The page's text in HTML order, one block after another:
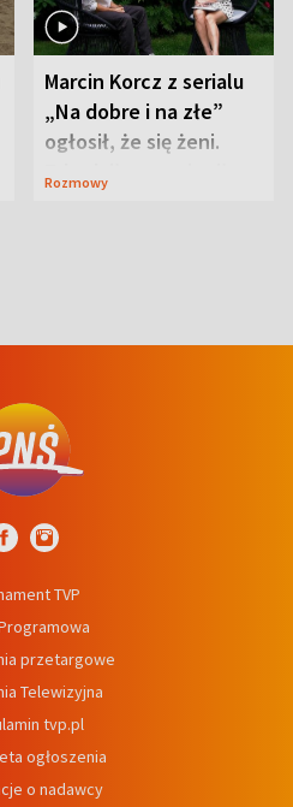
Marcin Korcz z serialu
„Na dobre i na złe”
ogłosił, że się żeni.
Zdradził, co zmienił
Rozmowy
TVP
przetargowe
Telewizyjna
tvp.pl
ogłoszenia
o nadawcy